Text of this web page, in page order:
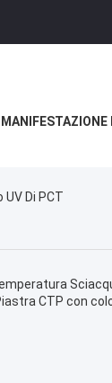
MANIFESTAZIONE
UV Di PCT
CTP con